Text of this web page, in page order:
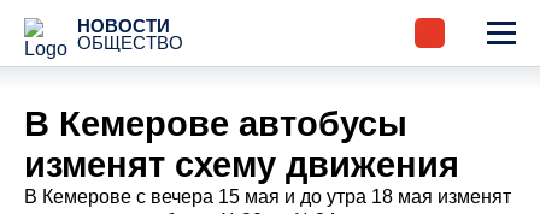
НОВОСТИ
ОБЩЕСТВО
В Кемерове автобусы
изменят схему движения
В Кемерове с вечера 15 мая и до утра 18 мая изменят